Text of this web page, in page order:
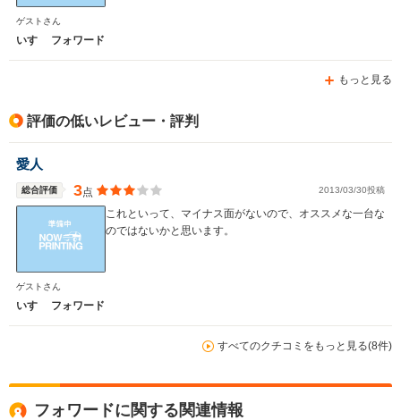
燃費
駆動方式 FR、4WD
3000cc
ゲストさん
いすゞ フォワード
もっと見る
評価の低いレビュー・評判
愛人
総合評価 3点 2013/03/30投稿
これといって、マイナス面がないので、オススメな一台な
のではないかと思います。
ゲストさん
いすゞ フォワード
すべてのクチコミをもっと見る(8件)
フォワードに関する関連情報